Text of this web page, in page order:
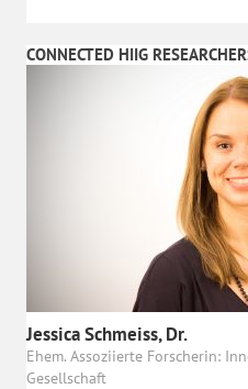
CONNECTED HIIG
Jessica Schmeiss, Dr.
Ehem. Assoziierte Forscherin:
Gesellschaft